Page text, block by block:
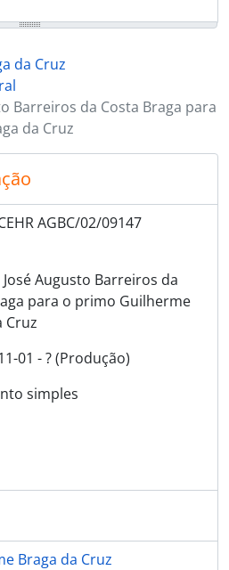
da Cruz
Barreiros da Costa Braga para
da Cruz
AGBC/02/09147
Augusto Barreiros da
para o primo Guilherme
Cruz
01 - ? (Produção)
simples
Braga da Cruz